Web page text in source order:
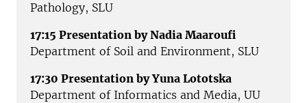
Pathology, SLU
17:15 Presentation by Nadia Maaroufi
Department of Soil and Environment, SLU
17:30 Presentation by Yuna Lototska
Department of Informatics and Media, UU